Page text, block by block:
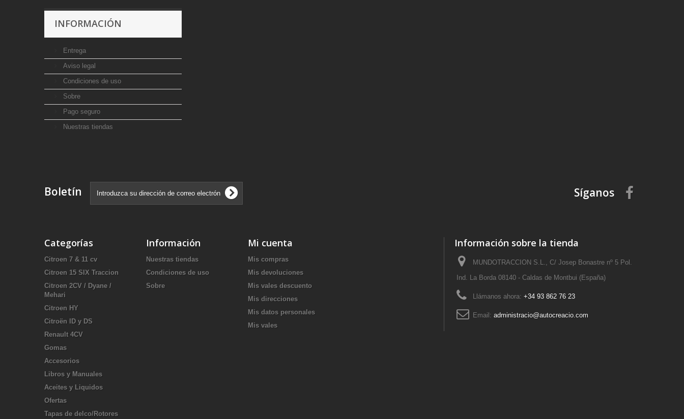
INFORMACIÓN
Entrega
Aviso legal
Condiciones de uso
Sobre
Pago seguro
Nuestras tiendas
Boletín Síganos
Categorías
Citroen 7 & 11 cv
Citroen 15 SIX Traccion
Citroen 2CV / Dyane /
Mehari
Citroen HY
Citroën ID y DS
Renault 4CV
Gomas
Accesorios
Libros y Manuales
Aceites y Liquidos
Ofertas
Tapas de delco/Rotores
Información
Nuestras tiendas
Condiciones de uso
Sobre
Mi cuenta
Mis compras
Mis devoluciones
Mis vales descuento
Mis direcciones
Mis datos personales
Mis vales
Información sobre la tienda
MUNDOTRACCION S.L., C/ Josep Bonastre nº 5 Pol.
Ind. La Borda 08140 - Caldas de Montbui (España)
Llámanos ahora: +34 93 862 76 23
Email: administracio@autocreacio.com